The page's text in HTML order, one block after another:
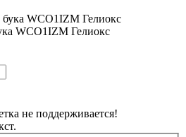
WCO1IZM Гелиокс
не поддерживается!